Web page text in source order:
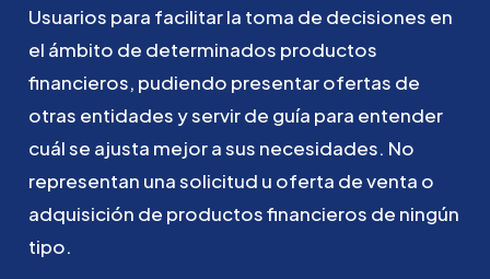
Usuarios para facilitarla toma de decisiones en
el ámbito de determinados productos
financieros, pudiendo presentarofertas de
otras entidadesyservirde guía para entender
cuálse ajusta mejorasus necesidades. No
representan unasolicitud u oferta deventa o
adquisición de productosfinancieros de ningún
tipo.